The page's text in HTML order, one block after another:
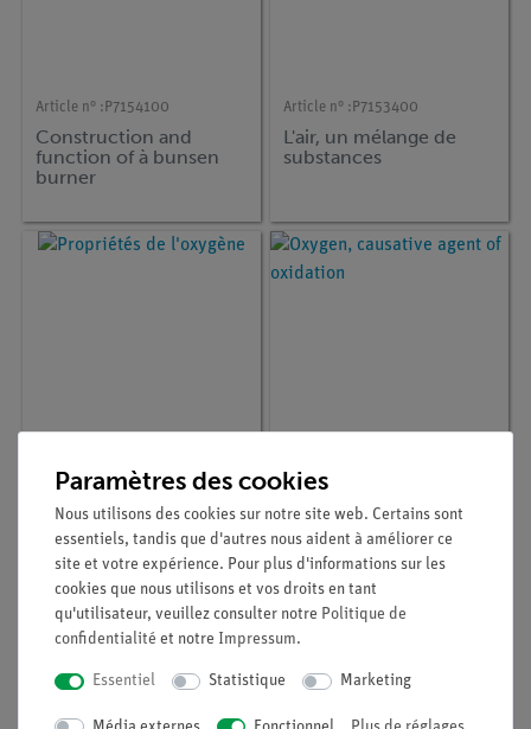
Article n° : P7154100
Construction and
function of à bunsen
burner
Article n° : P7153400
L'air, un mélange de
substances
Article n° : P7153500
Propriétés de l'oxygène
Article n° :
Oxygen, causative
agent of oxidation
Paramètres des cookies
Nous utilisons des cookies sur notre site web. Certains sont
essentiels, tandis que d'autres nous aident à améliorer ce
site et votre expérience. Pour plus d'informations sur les
cookies que nous utilisons et vos droits en tant
qu'utilisateur, veuillez consulter notre Politique de
confidentialité et notre Impressum.
Essentiel Statistique Marketing